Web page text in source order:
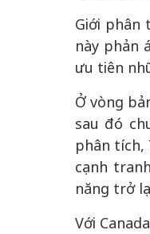
Giới phân
này phản
ưu tiên
Ở vòng
sau đó
phân tích,
cạnh
năng trở
Với